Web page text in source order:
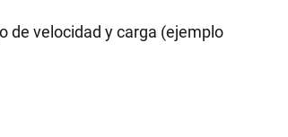
de velocidad y carga (ejemplo